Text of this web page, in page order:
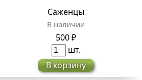
Саженцы
В наличии
500 ₽
шт.
В корзину